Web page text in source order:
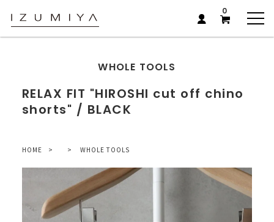
0
WHOLE TOOLS
RELAX FIT "HIROSHI cut off chino
shorts" / BLACK
HOME WHOLE TOOLS